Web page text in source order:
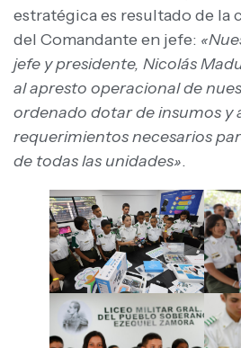
estratégica es resultado de la
del Comandante en jefe:
jefe y presidente, Nicolás
al apresto operacional de
ordenado dotar de insumos y
requerimientos necesarios
de todas las unidades».